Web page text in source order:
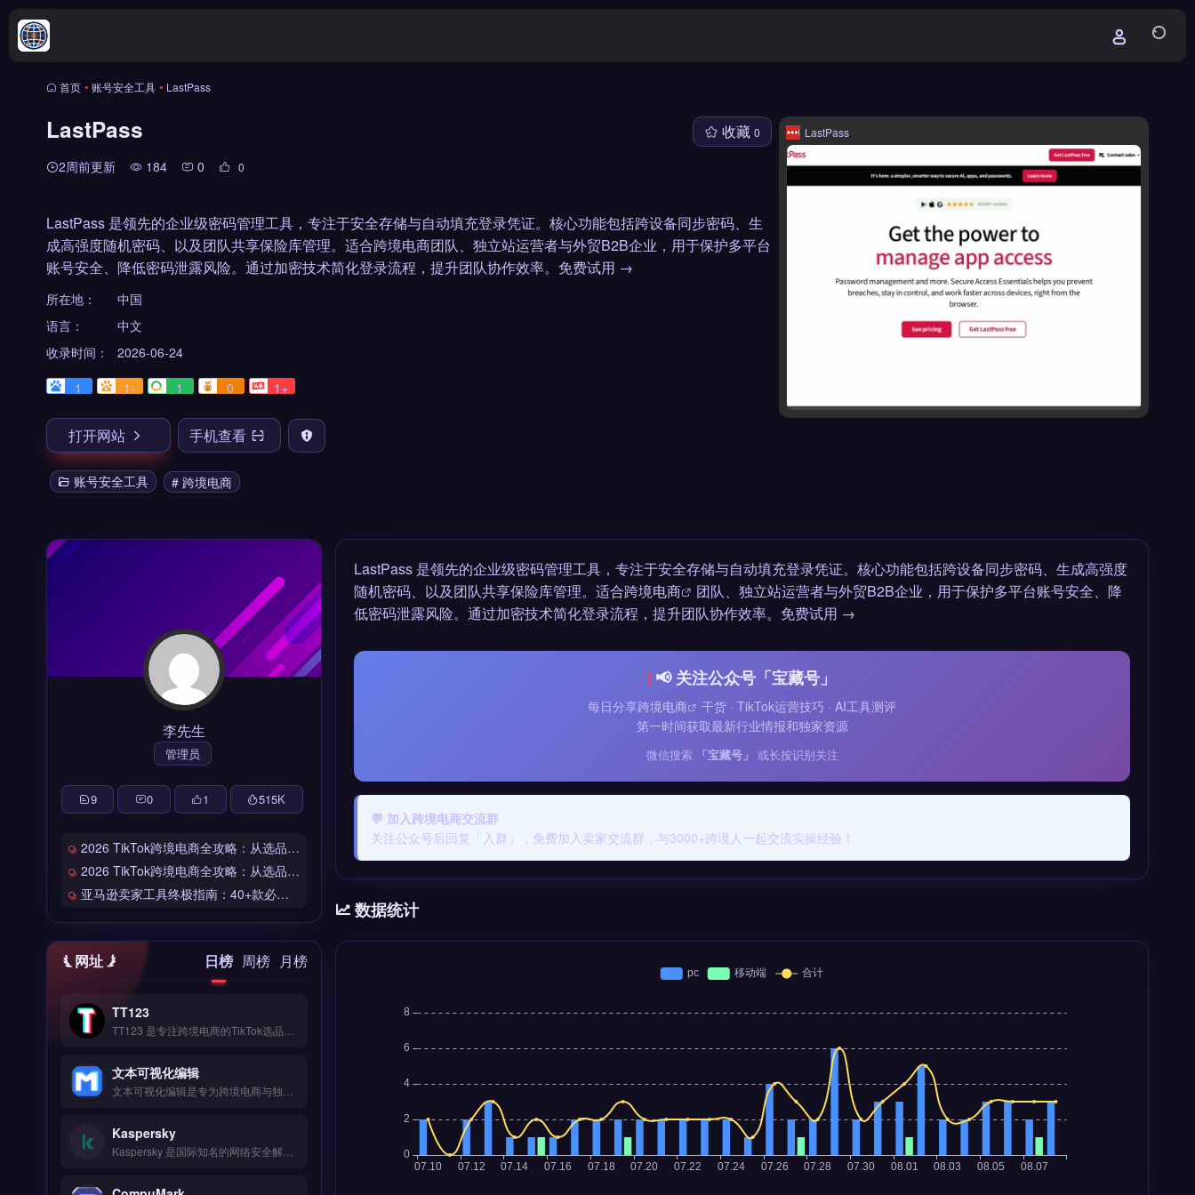
首页 • 账号安全工具 • LastPass
LastPass
2周前更新 184 0 0
收藏 0
LastPass 是领先的企业级密码管理工具，专注于安全存储与自动填充登录凭证。核心功能包括跨设备同步密码、生
成高强度随机密码、以及团队共享保险库管理。适合跨境电商团队、独立站运营者与外贸B2B企业，用于保护多平台
账号安全、降低密码泄露风险。通过加密技术简化登录流程，提升团队协作效率。免费试用 →
所在地：
中国
语言：
中文
收录时间：
2026-06-24
1
1- 1 0 1+
打开网站 手机查看
账号安全工具 # 跨境电商
LastPass
LastPass 是领先的企业级密码管理工具，专注于安全存储与自动填充登录凭证。核心功能包括跨设备同步密码、生成高强度
随机密码、以及团队共享保险库管理。适合跨境电商
团队、独立站运营者与外贸B2B企业，用于保护多平台账号安全、降
低密码泄露风险。通过加密技术简化登录流程，提升团队协作效率。免费试用 →
📢 关注公众号「宝藏号」
每日分享跨境电商
干货 · TikTok运营技巧 · AI工具测评
第一时间获取最新行业情报和独家资源
微信搜索 「宝藏号」 或长按识别关注
💬 加入跨境电商交流群
关注公众号后回复「入群」，免费加入卖家交流群，与3000+跨境人一起交流实操经验！
数据统计
李先生
管理员
9 0 1 515K
2026 TikTok跨境电商全攻略：从选品到爆单的完整工具链
2026 TikTok跨境电商全攻略：从选品到爆单的完整工具链
亚马逊卖家工具终极指南：40+款必备工具全链路解析
网址 日榜 周榜 月榜
TT123
文本可视化编辑
Kaspersky